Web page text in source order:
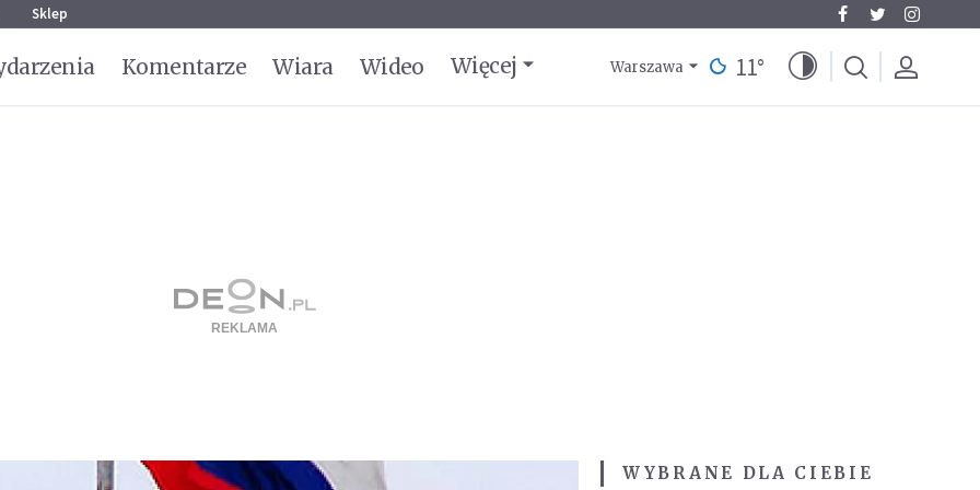
Sklep
Komentarze Wiara Wideo Więcej Warszawa 11°
WYBRANE DLA CIEBIE